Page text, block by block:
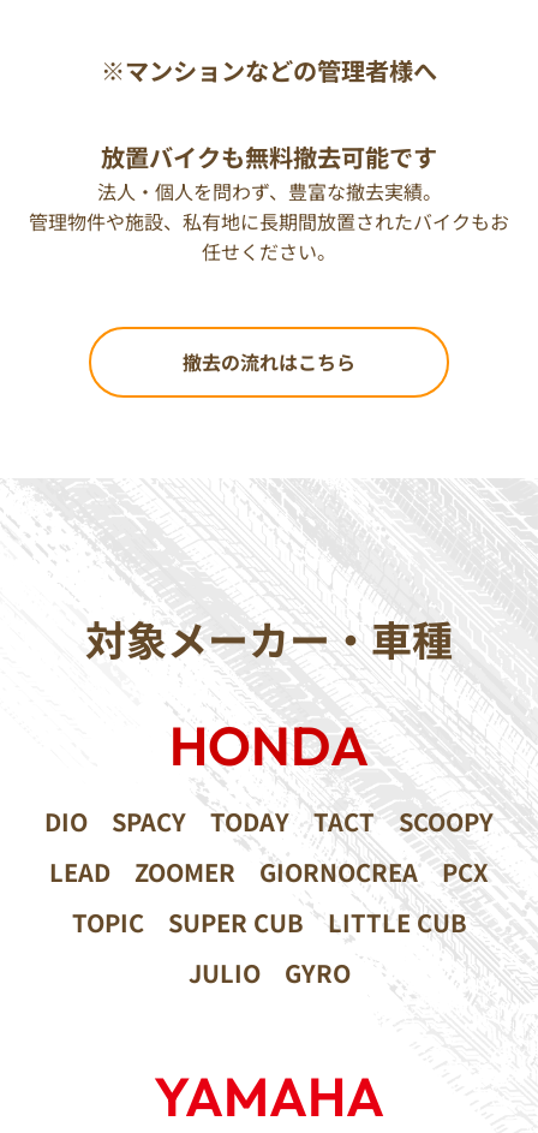
※マンションなどの管理者様へ
放置バイクも無料撤去可能です
法人・個人を問わず、豊富な撤去実績。
管理物件や施設、私有地に長期間放置されたバイクもお
任せください。
撤去の流れはこちら
対象メーカー・車種
HONDA
DIO SPACY TODAY TACT
SCOOPY
LEAD
ZOOMER GIORNOCREA
PCX
TOPIC
SUPER CUB
LITTLE CUB
JULIO
GYRO
YAMAHA